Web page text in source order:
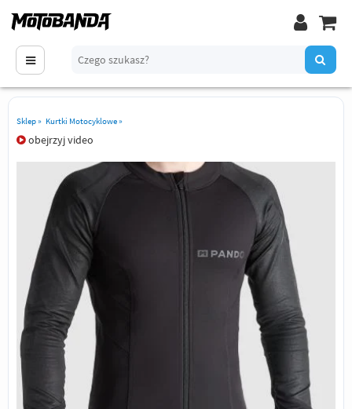
Sklep» Kurtki Motocyklowe»
obejrzyj video